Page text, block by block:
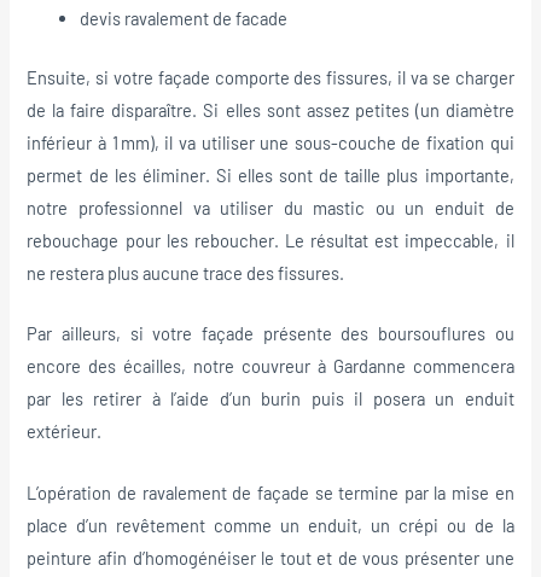
devis ravalement de facade
Ensuite, si votre façade comporte des fissures, il va se charger
de la faire disparaître. Si elles sont assez petites (un diamètre
inférieur à 1 mm), il va utiliser une sous-couche de fixation qui
permet de les éliminer. Si elles sont de taille plus importante,
notre professionnel va utiliser du mastic ou un enduit de
rebouchage pour les reboucher. Le résultat est impeccable, il
ne restera plus aucune trace des fissures.
Par ailleurs, si votre façade présente des boursouflures ou
encore des écailles, notre couvreur à Gardanne commencera
par les retirer à l’aide d’un burin puis il posera un enduit
extérieur.
L’opération de ravalement de façade se termine par la mise en
place d’un revêtement comme un enduit, un crépi ou de la
peinture afin d’homogénéiser le tout et de vous présenter une